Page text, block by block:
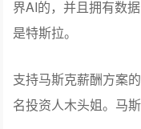
机构股东服务公司
恐怖分子”。